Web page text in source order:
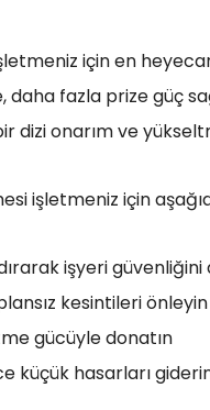
için en
daha fazla prize güç
dizi onarım ve
işletmeniz için
işyeri güvenliğini
kesintileri önleyin
gücüyle donatın
küçük hasarları